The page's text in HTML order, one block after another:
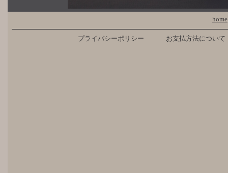
home
プライバシーポリシー お支払方法について